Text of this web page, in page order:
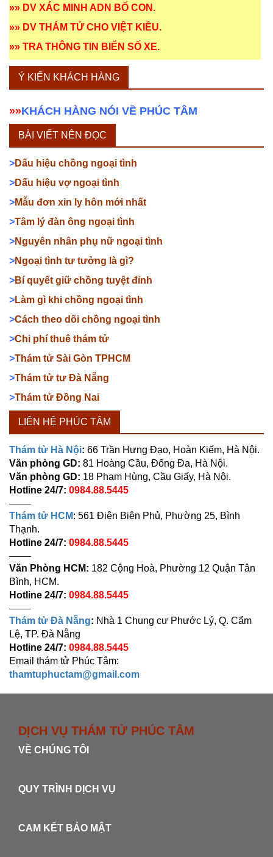
»» DV XÁC MINH ADN BỐ CON .
»» DV THÁM TỬ CHO VIỆT KIỀU.
»» TRA THÔNG TIN BIỂN SỐ XE.
Ý KIẾN KHÁCH HÀNG
»»KHÁCH HÀNG NÓI VỀ PHÚC TÂM
BÀI VIẾT NÊN ĐỌC
>Dấu hiệu chồng ngoại tình
>Dấu hiệu vợ ngoại tình
>Mẫu đơn xin ly hôn mới nhất
>Tâm lý đàn ông ngoại tình
>Nguyên nhân phụ nữ ngoại tình
>Ngoại tình tư tưởng là gì?
>Bí quyết giữ chồng tuyệt đỉnh
>Làm gì khi chồng ngoại tình
>Cách theo dõi chồng ngoại tình
>Chi phí thuê thám tử
>Thám tử Sài Gòn TPHCM
>Thám tử tư Đà Nẵng
>Thám tử Đồng Nai
LIÊN HỆ PHÚC TÂM
Thám tử Hà Nội: 66 Trần Hưng Đạo, Hoàn Kiếm, Hà Nội.
Văn phòng GD: 81 Hoàng Cầu, Đống Đa, Hà Nội.
Văn phòng GD: 18 Phạm Hùng, Cầu Giấy, Hà Nội.
Hotline 24/7: 0984.88.5445
——–
Thám tử HCM: 561 Điện Biên Phủ, Phường 25, Bình
Thạnh.
Hotline 24/7: 0984.88.5445
——–
Văn Phòng HCM: 182 Cộng Hoà, Phường 12 Quận Tân
Bình, HCM.
Hotline 24/7: 0984.88.5445
——–
Thám tử Đà Nẵng: Nhà 1 Chung cư Phước Lý, Q. Cẩm
Lệ, TP. Đà Nẵng
Hotline 24/7: 0984.88.5445
Email thám tử Phúc Tâm:
thamtuphuctam@gmail.com
DỊCH VỤ THÁM TỬ PHÚC TÂM
VỀ CHÚNG TÔI
QUY TRÌNH DỊCH VỤ
CAM KẾT BẢO MẬT